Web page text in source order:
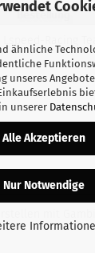
ähnliche
unseres
unserer
Alle Akzeptieren
Nur Notwendige